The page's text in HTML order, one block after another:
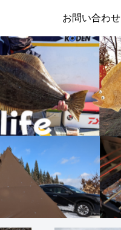
お問い合わせ